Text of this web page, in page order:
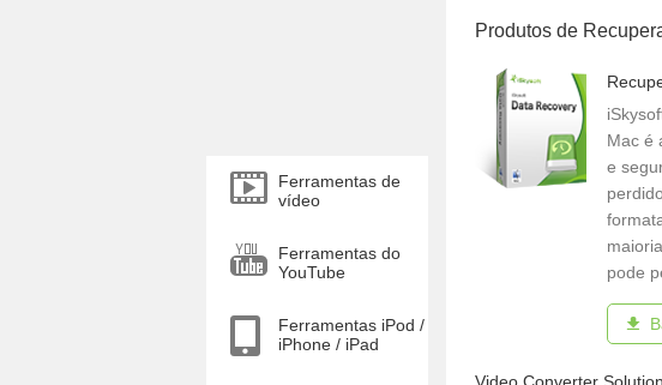
Ferramentas de
vídeo
Ferramentas do
YouTube
Ferramentas iPod /
iPhone / iPad
Produtos de
Mac é
e
pode